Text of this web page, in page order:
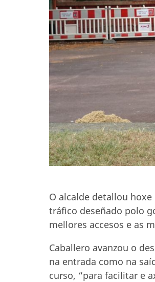
O alcalde detallou
tráfico deseñado polo
mellores accesos e as
Caballero avanzou o
na entrada como na
curso, “para facilitar e